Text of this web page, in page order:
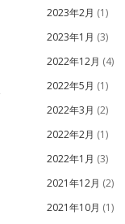
2023年2月 (1)
2023年1月 (3)
2022年12月 (4)
2022年5月 (1)
2022年3月 (2)
2022年2月 (1)
2022年1月 (3)
2021年12月 (2)
2021年10月 (1)